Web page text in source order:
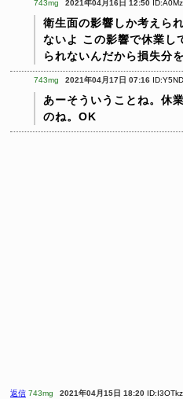
743mg 2021年04月16日 12:50
衛生面の影響しか考えら
ないよ この影響で休業し
られないんだから損失分
743mg 2021年04月17日 07:16
あーそういうことね。休
のね。OK
返信 743mg 2021年04月15日 18:20